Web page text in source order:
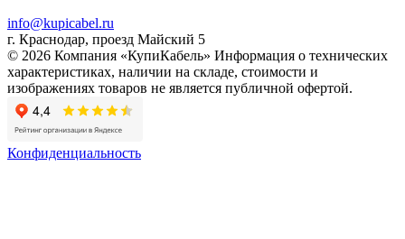
info@kupicabel.ru
г. Краснодар, проезд Майский 5
© 2026 Компания «КупиКабель» Информация о технических
характеристиках, наличии на складе, стоимости и
изображениях товаров не является публичной офертой.
Конфиденциальность